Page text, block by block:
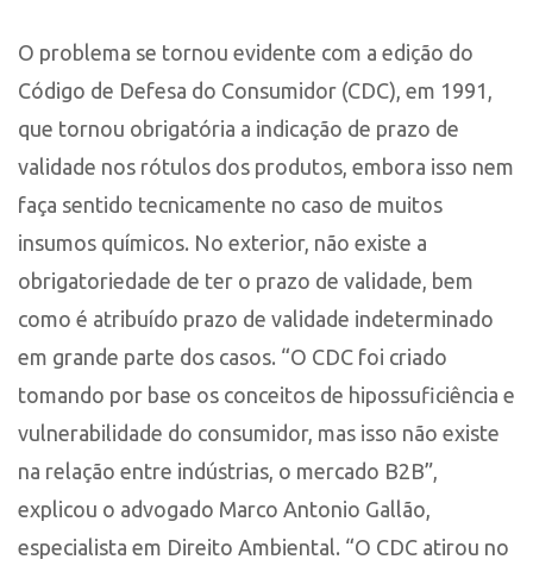
O problema se tornou evidente com a edição do
Código de Defesa do Consumidor (CDC), em 1991,
que tornou obrigatória a indicação de prazo de
validade nos rótulos dos produtos, embora isso nem
faça sentido tecnicamente no caso de muitos
insumos químicos. No exterior, não existe a
obrigatoriedade de ter o prazo de validade, bem
como é atribuído prazo de validade indeterminado
em grande parte dos casos. “O CDC foi criado
tomando por base os conceitos de hipossuficiência e
vulnerabilidade do consumidor, mas isso não existe
na relação entre indústrias, o mercado B2B”,
explicou o advogado Marco Antonio Gallão,
especialista em Direito Ambiental. “O CDC atirou no